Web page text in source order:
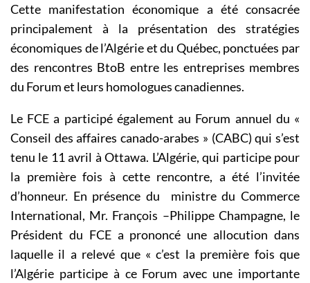
Cette manifestation économique a été consacrée
principalement à la présentation des stratégies
économiques de l’Algérie et du Québec, ponctuées par
des rencontres BtoB entre les entreprises membres
du Forum et leurs homologues canadiennes.
Le FCE a participé également au Forum annuel du «
Conseil des affaires canado-arabes » (CABC) qui s’est
tenu le 11 avril à Ottawa. L’Algérie, qui participe pour
la première fois à cette rencontre, a été l’invitée
d’honneur. En présence du ministre du Commerce
International, Mr. François –Philippe Champagne, le
Président du FCE a prononcé une allocution dans
laquelle il a relevé que « c’est la première fois que
l’Algérie participe à ce Forum avec une importante